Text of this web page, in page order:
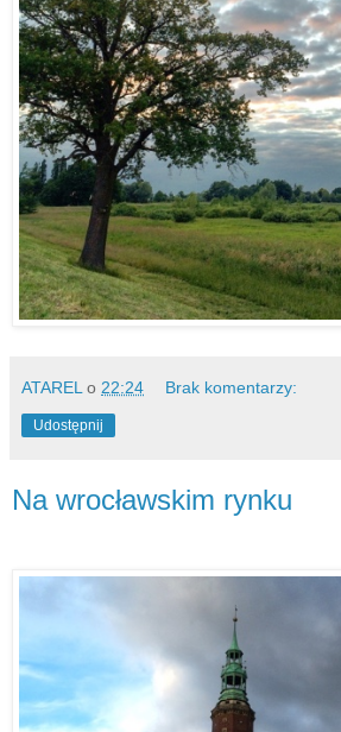
ATAREL o 22:24 Brak komentarzy:
Udostępnij
Na wrocławskim rynku